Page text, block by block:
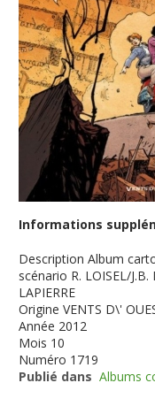
Informations
Description Album
scénario R. LOISEL/
LAPIERRE
Origine VENTS D\'
Année 2012
Mois 10
Numéro 1719
Publié dans Albums